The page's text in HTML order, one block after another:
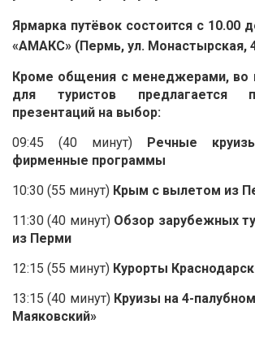
Ярмарка путёвок состоится с 10.00
«АМАКС» (Пермь, ул. Монастырская,
Кроме общения с менеджерами, во
для туристов предлагается
презентаций на выбор:
09:45 (40 минут) Речные
фирменные программы
10:30 (55 минут) Крым с вылетом из
11:30 (40 минут) Обзор зарубежных
из Перми
12:15 (55 минут) Курорты
13:15 (40 минут) Круизы на 4-
Маяковский»